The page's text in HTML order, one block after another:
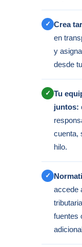
✓ Crea
en
y
desde
✓ Tu
juntos:
cuenta,
hilo.
✓
accede
fuentes